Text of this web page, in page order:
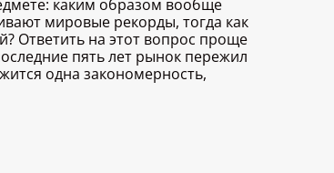
каким образом вообще
мировые рекорды, тогда как
Ответить на этот вопрос проще
пять лет рынок пережил
одна закономерность,